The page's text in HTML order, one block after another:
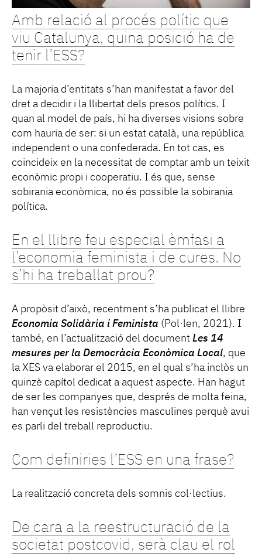
Amb relació al procés polític que
viu Catalunya, quina posició ha de
tenir l’ESS?
La majoria d’entitats s’han manifestat a favor del
dret a decidir i la llibertat dels presos polítics. I
quan al model de país, hi ha diverses visions sobre
com hauria de ser: si un estat català, una república
independent o una confederada. En tot cas, es
coincideix en la necessitat de comptar amb un teixit
econòmic propi i cooperatiu. I és que, sense
sobirania econòmica, no és possible la sobirania
política.
En el llibre feu especial èmfasi a
l’economia feminista i de cures. No
s’hi ha treballat prou?
A propòsit d’això, recentment s’ha publicat el llibre
Economia Solidària i Feminista (Pol·len, 2021). I
també, en l’actualització del document Les 14
mesures per la Democràcia Econòmica Local, que
la XES va elaborar el 2015, en el qual s’ha inclòs un
quinzè capítol dedicat a aquest aspecte. Han hagut
de ser les companyes que, després de molta feina,
han vençut les resistències masculines perquè avui
es parli del treball reproductiu.
Com definiries l’ESS en una frase?
La realització concreta dels somnis col·lectius.
De cara a la reestructuració de la
societat postcovid, serà clau el rol